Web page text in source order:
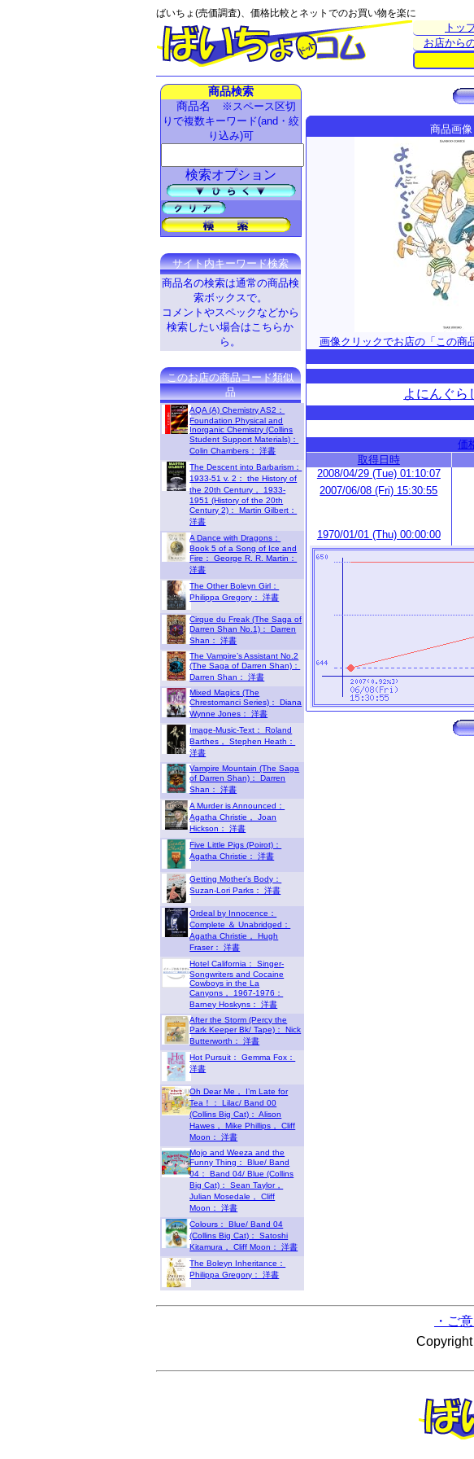
ばいちょ(売価調査)、価格比較とネットでのお買い物を楽に
トッ
お店から
商品画像
画像クリックでお店の「この商
よにんぐら
価
取得日時
2008/04/29 (Tue) 01:10:07
2007/06/08 (Fri) 15:30:55
1970/01/01 (Thu) 00:00:00
商品検索
商品名
※スペース区切
りで複数キーワード(and・絞
り込み)可
検索オプション
サイト内キーワード検索
商品名の検索は通常の商品検
索ボックスで。
コメントやスペックなどから
検索したい場合はこちらか
ら。
このお店の商品コード類似
品
AQA (A) Chemistry AS2：
Foundation Physical and
Inorganic Chemistry (Collins
Student Support Materials)：
Colin Chambers： 洋書
The Descent into Barbarism：
1933-51 v. 2： the History of
the 20th Century， 1933-
1951 (History of the 20th
Century 2)： Martin Gilbert：
洋書
A Dance with Dragons：
Book 5 of a Song of Ice and
Fire： George R. R. Martin：
洋書
The Other Boleyn Girl：
Philippa Gregory： 洋書
Cirque du Freak (The Saga of
Darren Shan No.1)： Darren
Shan： 洋書
The Vampire’s Assistant No.2
(The Saga of Darren Shan)：
Darren Shan： 洋書
Mixed Magics (The
Chrestomanci Series)： Diana
Wynne Jones： 洋書
Image-Music-Text： Roland
Barthes， Stephen Heath：
洋書
Vampire Mountain (The Saga
of Darren Shan)： Darren
Shan： 洋書
A Murder is Announced：
Agatha Christie， Joan
Hickson： 洋書
Five Little Pigs (Poirot)：
Agatha Christie： 洋書
Getting Mother’s Body：
Suzan-Lori Parks： 洋書
Ordeal by Innocence：
Complete ＆ Unabridged：
Agatha Christie， Hugh
Fraser： 洋書
Hotel California： Singer-
Songwriters and Cocaine
Cowboys in the La
Canyons， 1967-1976：
Barney Hoskyns： 洋書
After the Storm (Percy the
Park Keeper Bk/ Tape)： Nick
Butterworth： 洋書
Hot Pursuit： Gemma Fox：
洋書
Oh Dear Me， I’m Late for
Tea！： Lilac/ Band 00
(Collins Big Cat)： Alison
Hawes， Mike Phillips， Cliff
Moon： 洋書
Mojo and Weeza and the
Funny Thing： Blue/ Band
04： Band 04/ Blue (Collins
Big Cat)： Sean Taylor，
Julian Mosedale， Cliff
Moon： 洋書
Colours： Blue/ Band 04
(Collins Big Cat)： Satoshi
Kitamura， Cliff Moon： 洋書
The Boleyn Inheritance：
Philippa Gregory： 洋書
・ご